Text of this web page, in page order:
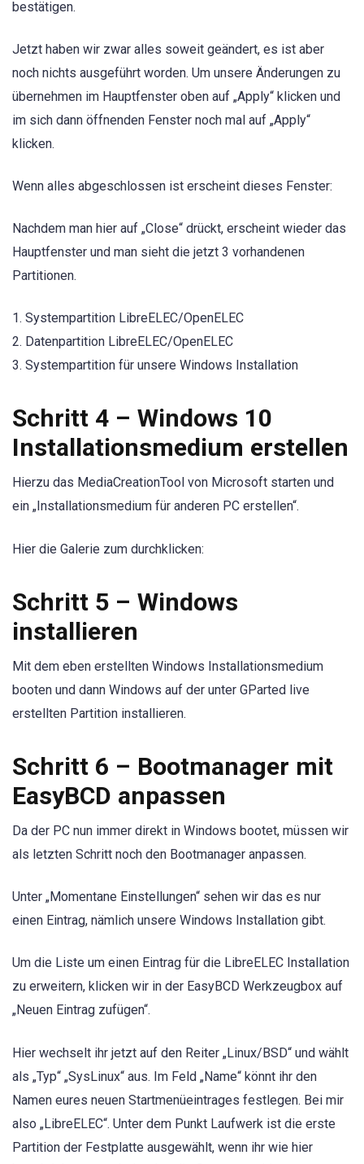
bestätigen.
Jetzt haben wir zwar alles soweit geändert, es ist aber
noch nichts ausgeführt worden. Um unsere Änderungen zu
übernehmen im Hauptfenster oben auf „Apply“ klicken und
im sich dann öffnenden Fenster noch mal auf „Apply“
klicken.
Wenn alles abgeschlossen ist erscheint dieses Fenster:
Nachdem man hier auf „Close“ drückt, erscheint wieder das
Hauptfenster und man sieht die jetzt 3 vorhandenen
Partitionen.
1. Systempartition LibreELEC/OpenELEC
2. Datenpartition LibreELEC/OpenELEC
3. Systempartition für unsere Windows Installation
Schritt 4 – Windows 10
Installationsmedium erstellen
Hierzu das MediaCreationTool von Microsoft starten und
ein „Installationsmedium für anderen PC erstellen“.
Hier die Galerie zum durchklicken:
Schritt 5 – Windows
installieren
Mit dem eben erstellten Windows Installationsmedium
booten und dann Windows auf der unter GParted live
erstellten Partition installieren.
Schritt 6 – Bootmanager mit
EasyBCD anpassen
Da der PC nun immer direkt in Windows bootet, müssen wir
als letzten Schritt noch den Bootmanager anpassen.
Unter „Momentane Einstellungen“ sehen wir das es nur
einen Eintrag, nämlich unsere Windows Installation gibt.
Um die Liste um einen Eintrag für die LibreELEC Installation
zu erweitern, klicken wir in der EasyBCD Werkzeugbox auf
„Neuen Eintrag zufügen“.
Hier wechselt ihr jetzt auf den Reiter „Linux/BSD“ und wählt
als „Typ“ „SysLinux“ aus. Im Feld „Name“ könnt ihr den
Namen eures neuen Startmenüeintrages festlegen. Bei mir
also „LibreELEC“. Unter dem Punkt Laufwerk ist die erste
Partition der Festplatte ausgewählt, wenn ihr wie hier